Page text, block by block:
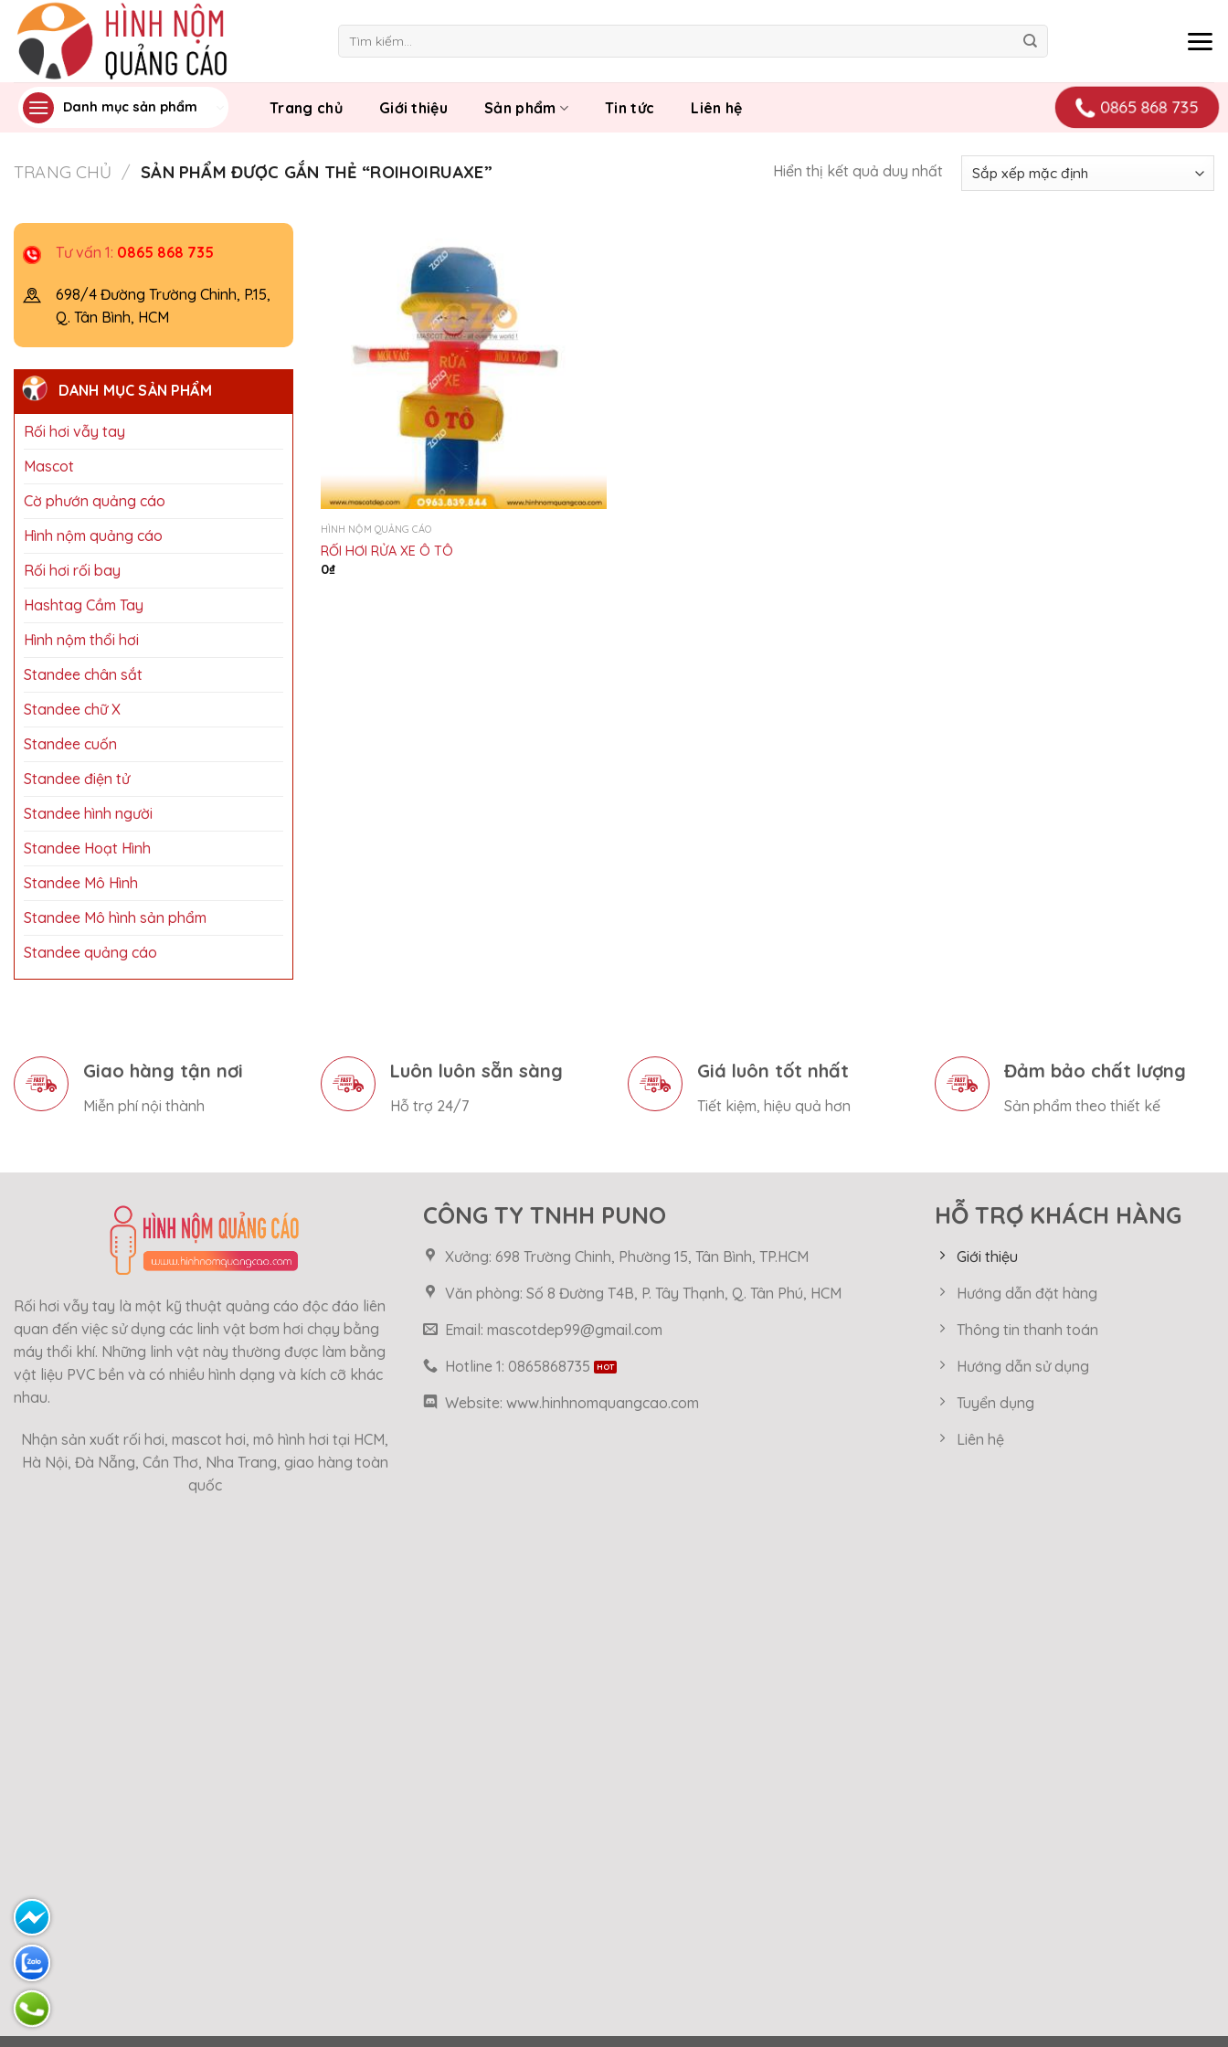
Skip
content
kiếm:
Danh mục sản phẩm Trang chủ Giới thiệu Sản phẩm Tin tức Liên hệ 0865 868 735
TRANG CHỦ / SẢN PHẨM ĐƯỢC GẮN THẺ “ROIHOIRUAXE” Hiển thị kết quả duy nhất
Tư vấn 1: 0865 868 735
698/4 Đường Trường Chinh, P.15,
Q. Tân Bình, HCM
DANH MỤC SẢN PHẨM
Rối hơi vẫy tay
Mascot
Cờ phướn quảng cáo
Hình nộm quảng cáo
Rối hơi rối bay
Hashtag Cầm Tay
Hình nộm thổi hơi
Standee chân sắt
Standee chữ X
Standee cuốn
Standee điện tử
Standee hình người
Standee Hoạt Hình
Standee Mô Hình
Standee Mô hình sản phẩm
Standee quảng cáo
HÌNH NỘM QUẢNG CÁO
RỐI HƠI RỬA XE Ô TÔ
0₫
Giao hàng tận nơi
Miễn phí nội thành
Luôn luôn sẵn sàng
Hỗ trợ 24/7
Giá luôn tốt nhất
Tiết kiệm, hiệu quả hơn
Đảm bảo chất lượng
Sản phẩm theo thiết kế
Rối hơi vẫy tay là một kỹ thuật quảng cáo độc đáo liên
quan đến việc sử dụng các linh vật bơm hơi chạy bằng
máy thổi khí. Những linh vật này thường được làm bằng
vật liệu PVC bền và có nhiều hình dạng và kích cỡ khác
nhau.
Nhận sản xuất rối hơi, mascot hơi, mô hình hơi tại HCM,
Hà Nội, Đà Nẵng, Cần Thơ, Nha Trang, giao hàng toàn
quốc
CÔNG TY TNHH PUNO
Xưởng: 698 Trường Chinh, Phường 15, Tân Bình, TP.HCM
Văn phòng: Số 8 Đường T4B, P. Tây Thạnh, Q. Tân Phú, HCM
Email: mascotdep99@gmail.com
Hotline 1: 0865868735
Website: www.hinhnomquangcao.com
HỖ TRỢ KHÁCH HÀNG
Giới thiệu
Hướng dẫn đặt hàng
Thông tin thanh toán
Hướng dẫn sử dụng
Tuyển dụng
Liên hệ